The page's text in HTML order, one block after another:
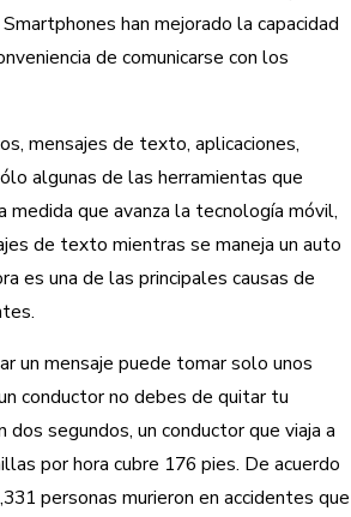
han mejorado la capacidad
de comunicarse con los
mensajes de texto, aplicaciones,
algunas de las herramientas que
medida que avanza la tecnología móvil,
de texto mientras se maneja un auto
es una de las principales causas de
un mensaje puede tomar solo unos
conductor no debes de quitar tu
dos segundos, un conductor que viaja a
por hora cubre 176 pies. De acuerdo
personas murieron en accidentes que